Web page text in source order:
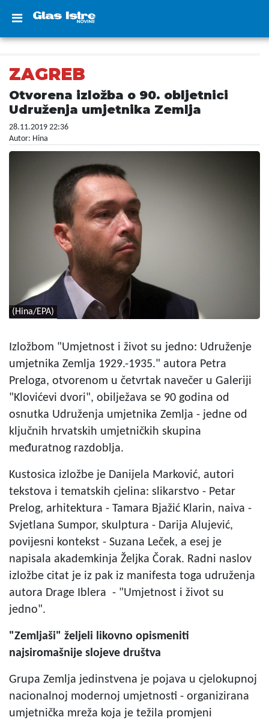
ZAGREB
Otvorena izložba o 90. obljetnici
Udruženja umjetnika Zemlja
28.11.2019 22:36
Autor: Hina
(Hina/EPA)
Izložbom "Umjetnost i život su jedno: Udruženje
umjetnika Zemlja 1929.-1935." autora Petra
Preloga, otvorenom u četvrtak navečer u Galeriji
"Klovićevi dvori", obilježava se 90 godina od
osnutka Udruženja umjetnika Zemlja - jedne od
ključnih hrvatskih umjetničkih skupina
međuratnog razdoblja.
Kustosica izložbe je Danijela Marković, autori
tekstova i tematskih cjelina: slikarstvo - Petar
Prelog, arhitektura - Tamara Bjažić Klarin, naiva -
Svjetlana Sumpor, skulptura - Darija Alujević,
povijesni kontekst - Suzana Leček, a esej je
napisala akademkinja Željka Čorak. Radni naslov
izložbe citat je iz pak iz manifesta toga udruženja
autora Drage Iblera - "Umjetnost i život su
jedno".
"Zemljaši" željeli likovno opismeniti
najsiromašnije slojeve društva
Grupa Zemlja jedinstvena je pojava u cjelokupnoj
nacionalnoj modernoj umjetnosti - organizirana
umjetnička mreža koja je težila promjeni